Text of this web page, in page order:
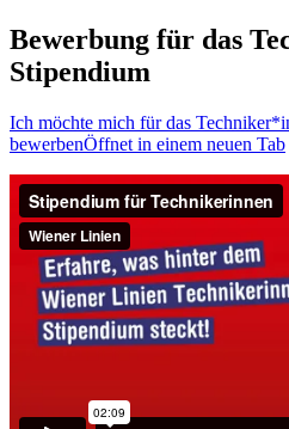
Bewerbung für das
Stipendium
Ich möchte mich für das
bewerbenÖffnet in einem neuen Tab